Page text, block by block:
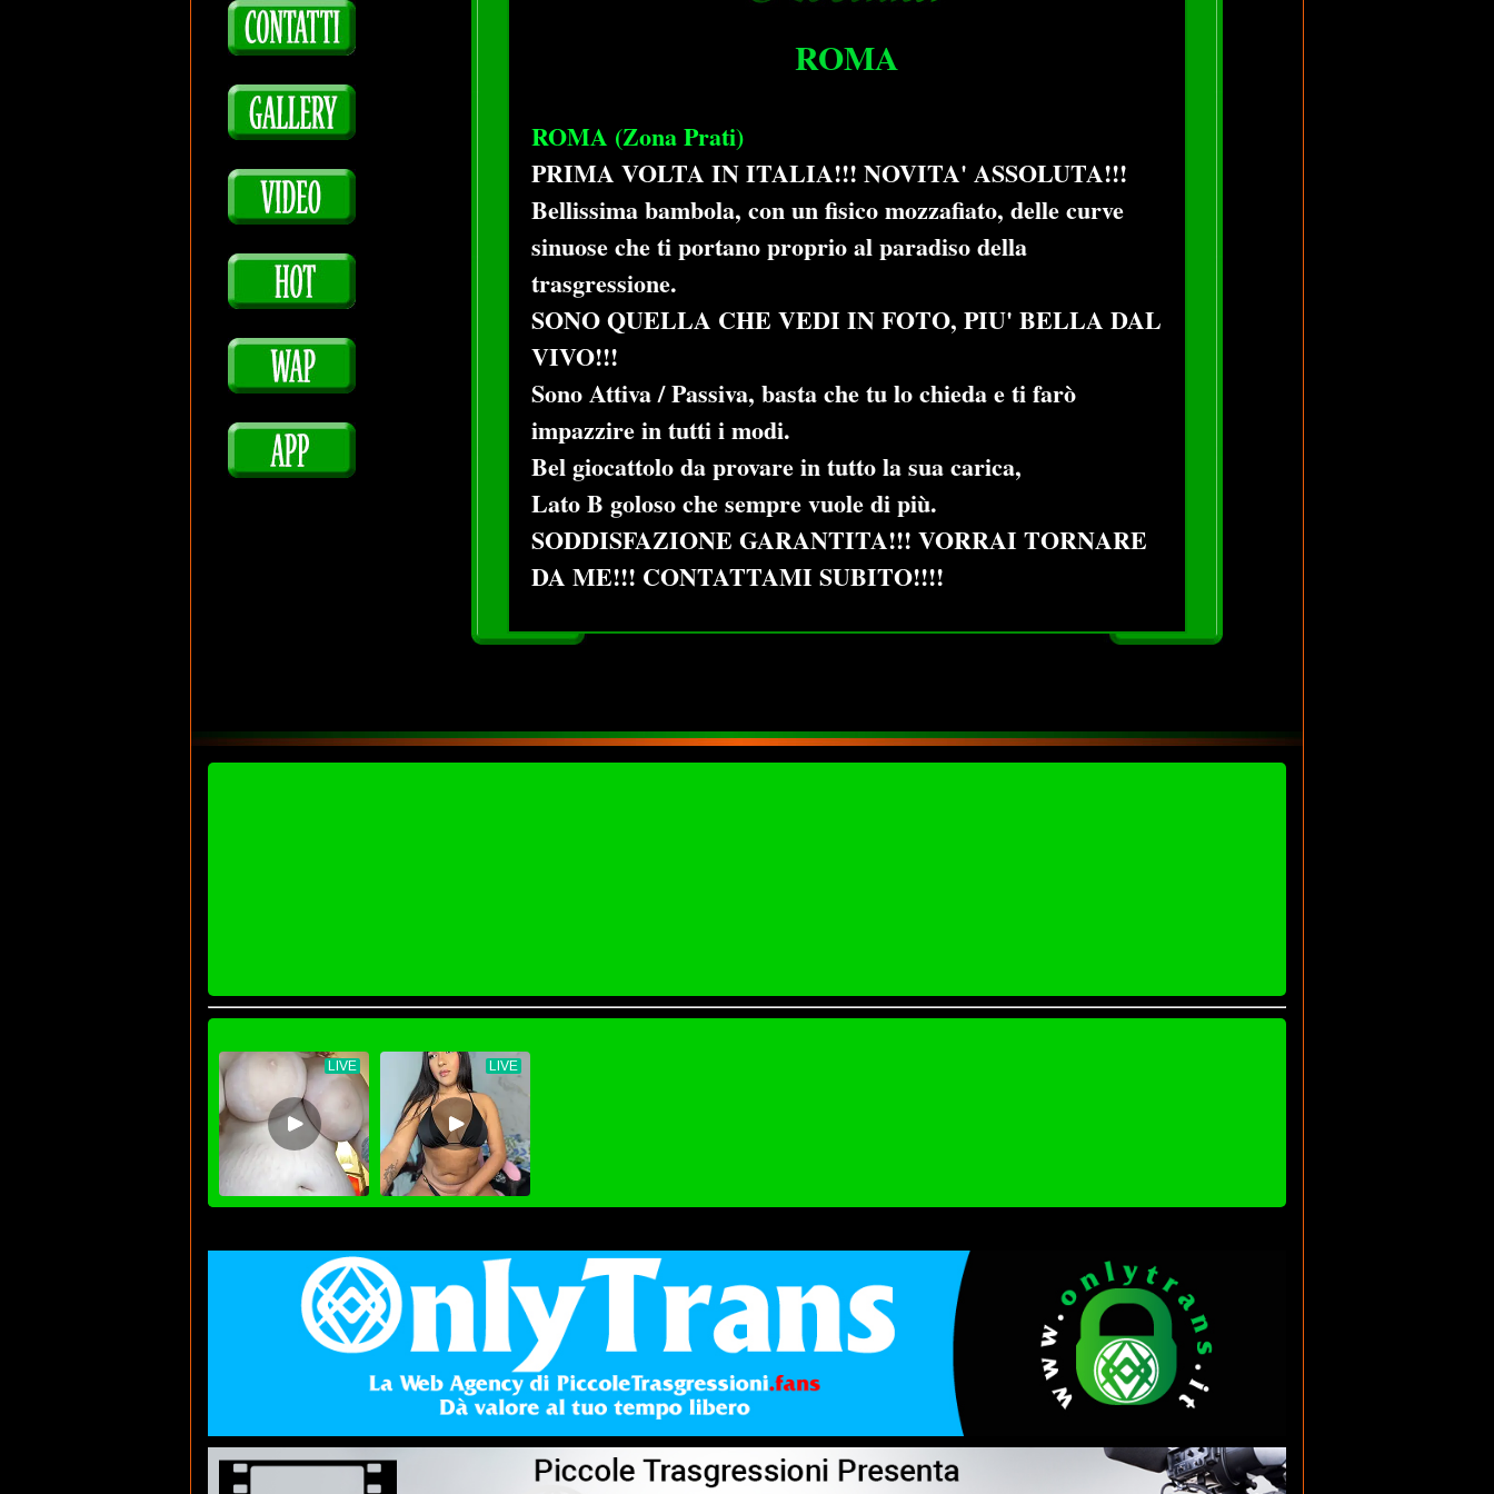
ROMA
ROMA (Zona Prati)
PRIMA VOLTA IN ITALIA!!! NOVITA' ASSOLUTA!!!
Bellissima bambola, con un fisico mozzafiato, delle curve
sinuose che ti portano proprio al paradiso della
trasgressione.
SONO QUELLA CHE VEDI IN FOTO, PIU' BELLA DAL
VIVO!!!
Sono Attiva / Passiva, basta che tu lo chieda e ti farò
impazzire in tutti i modi.
Bel giocattolo da provare in tutto la sua carica,
Lato B goloso che sempre vuole di più.
SODDISFAZIONE GARANTITA!!! VORRAI TORNARE
DA ME!!! CONTATTAMI SUBITO!!!!